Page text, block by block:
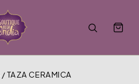
/TAZA CERAMICA